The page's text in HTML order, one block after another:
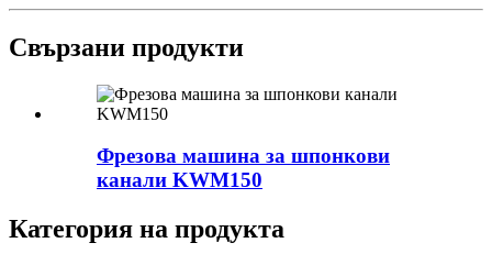
Свързани продукти
Фрезова машина за шпонкови
канали KWM150
Категория на продукта